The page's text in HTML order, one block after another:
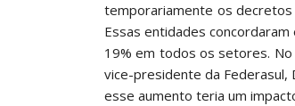
temporariamente os
Essas entidades
19% em todos os setores.
vice-presidente da Federasul,
esse aumento teria um